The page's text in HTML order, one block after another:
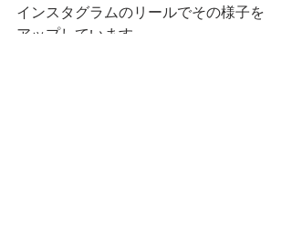
インスタグラムのリールでその様子を
アップしています